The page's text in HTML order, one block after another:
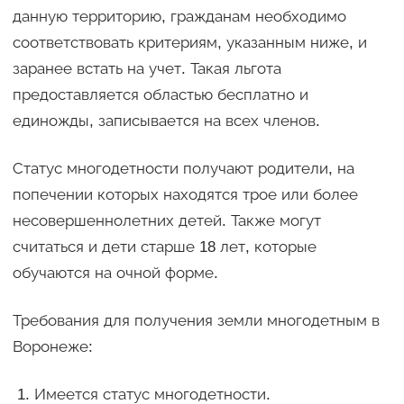
данную территорию, гражданам необходимо
соответствовать критериям, указанным ниже, и
заранее встать на учет. Такая льгота
предоставляется областью бесплатно и
единожды, записывается на всех членов.
Статус многодетности получают родители, на
попечении которых находятся трое или более
несовершеннолетних детей. Также могут
считаться и дети старше 18 лет, которые
обучаются на очной форме.
Требования для получения земли многодетным в
Воронеже:
Имеется статус многодетности.